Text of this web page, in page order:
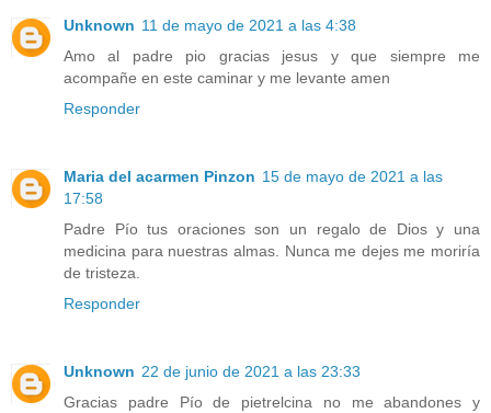
Unknown 11 de mayo de 2021 a las 4:38
Amo al padre pio gracias jesus y que siempre me
acompañe en este caminar y me levante amen
Responder
Maria del acarmen Pinzon 15 de mayo de 2021 a las
17:58
Padre Pío tus oraciones son un regalo de Dios y una
medicina para nuestras almas. Nunca me dejes me moriría
de tristeza.
Responder
Unknown 22 de junio de 2021 a las 23:33
Gracias padre Pío de pietrelcina no me abandones y